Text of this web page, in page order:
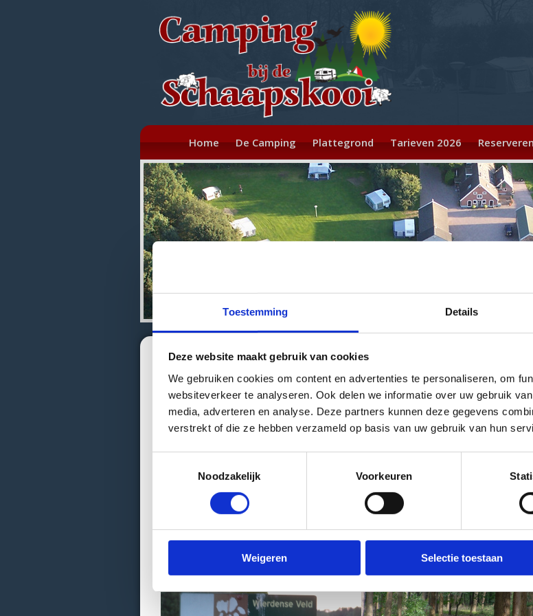
Toestemming Details
Deze website maakt gebruik van cookies
We gebruiken cookies om content en advertenties te personaliseren, om
websiteverkeer te analyseren. Ook delen we informatie over uw gebruik
media, adverteren en analyse. Deze partners kunnen deze gegevens
verstrekt of die ze hebben verzameld op basis van uw gebruik van hun
Noodzakelijk
Voorkeuren
Weigeren Selectie toestaan
Home De Camping Plattegrond Tarieven 2026
Omgeving
Twente ligt ingesloten tussen de Regge en de Dinkel. Op korte afstand
mogelijkheden voor de ontspanning, bijvoorbeeld om te vissen, een
Twente heeft heel wat gezellige pittoreske dorpen waar altijd wel ergens
vormen daar zeker geen uitzondering op! Daarnaast zijn grotere plaatsen in
In de omgeving van camping Bij de Schaapskooi zijn diverse
onderstaand overzicht voor een kleine selectie) en activiteiten te doen, zoals
Uiteraard kunt u met ons contact opnemen om informatie op te vragen over